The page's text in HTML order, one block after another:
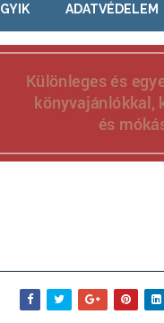
GYIK ADATVÉDELEM